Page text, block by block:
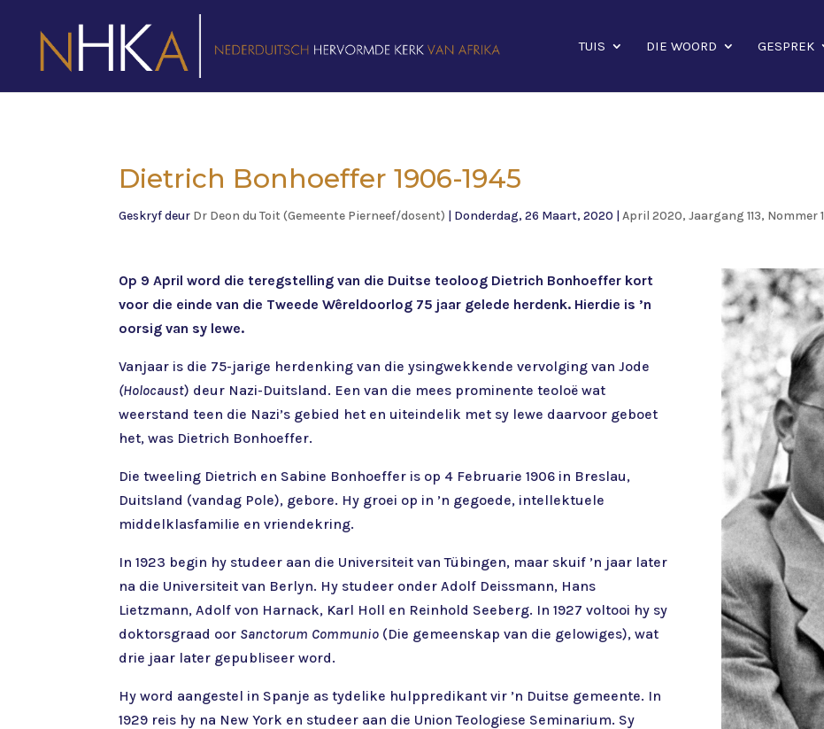
TUIS DIE WOORD GESPREK
Dietrich Bonhoeffer 1906-1945
Geskryf deur Dr Deon du Toit (Gemeente Pierneef/dosent) | Donderdag, 26 Maart, 2020 |April 2020, Jaargang 113, Nommer 1
Op 9 April word die teregstelling van die Duitse teoloog Dietrich Bonhoeffer kort
voor die einde van die Tweede Wêreldoorlog 75 jaar gelede herdenk. Hierdie is ’n
oorsig van sy lewe.
Vanjaar is die 75-jarige herdenking van die ysingwekkende vervolging van Jode
(Holocaust) deur Nazi-Duitsland. Een van die mees prominente teoloë wat
weerstand teen die Nazi’s gebied het en uiteindelik met sy lewe daarvoor geboet
het, was Dietrich Bonhoeffer.
Die tweeling Dietrich en Sabine Bonhoeffer is op 4 Februarie 1906 in Breslau,
Duitsland (vandag Pole), gebore. Hy groei op in ’n gegoede, intellektuele
middelklasfamilie en vriendekring.
In 1923 begin hy studeer aan die Universiteit van Tübingen, maar skuif ’n jaar later
na die Universiteit van Berlyn. Hy studeer onder Adolf Deissmann, Hans
Lietzmann, Adolf von Harnack, Karl Holl en Reinhold Seeberg. In 1927 voltooi hy sy
doktorsgraad oor Sanctorum Communio (Die gemeenskap van die gelowiges), wat
drie jaar later gepubliseer word.
Hy word aangestel in Spanje as tydelike hulppredikant vir ’n Duitse gemeente. In
1929 reis hy na New York en studeer aan die Union Teologiese Seminarium. Sy